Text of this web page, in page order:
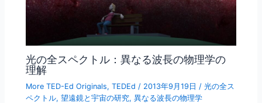
光の全スペクトル：異なる波長の物理学の
理解
More TED-Ed Originals,TEDEd / 2013年9月19日 /光の全ス
ペクトル,望遠鏡と宇宙の研究,異なる波長の物理学